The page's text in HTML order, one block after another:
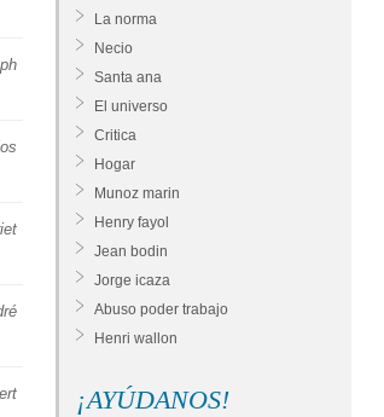
La norma
Necio
Santa ana
El universo
Critica
Hogar
Munoz marin
Henry fayol
Jean bodin
Jorge icaza
Abuso poder trabajo
Henri wallon
¡AYÚDANOS!